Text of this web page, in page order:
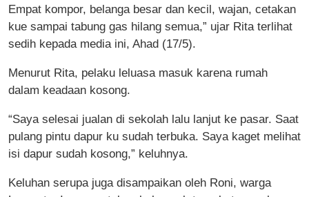
Empat kompor, belanga besar dan kecil, wajan, cetakan
kue sampai tabung gas hilang semua,” ujar Rita terlihat
sedih kepada media ini, Ahad (17/5).
Menurut Rita, pelaku leluasa masuk karena rumah
dalam keadaan kosong.
“Saya selesai jualan di sekolah lalu lanjut ke pasar. Saat
pulang pintu dapur ku sudah terbuka. Saya kaget melihat
isi dapur sudah kosong,” keluhnya.
Keluhan serupa juga disampaikan oleh Roni, warga